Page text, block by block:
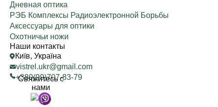
Дневная оптика
РЭБ Комплексы Радиоэлектронной Борьбы
Аксессуары для оптики
Охотничьи ножи
Наши контакты
Київ, Україна
vistrel.ukr@gmail.com
+380(99)707-83-79
Свяжитесь с
нами